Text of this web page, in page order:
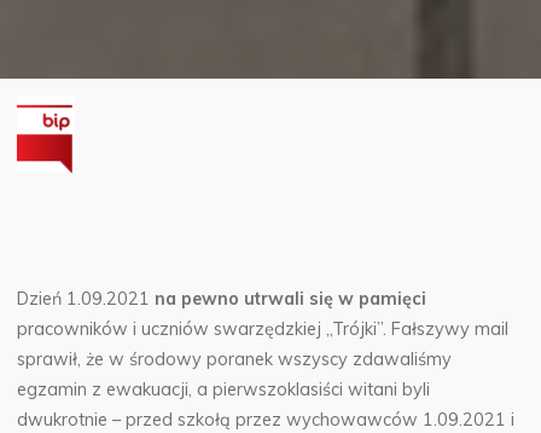
Dzień 1.09.2021 na pewno utrwali się w pamięci
pracowników i uczniów swarzędzkiej „Trójki”. Fałszywy mail
sprawił, że w środowy poranek wszyscy zdawaliśmy
egzamin z ewakuacji, a pierwszoklasiści witani byli
dwukrotnie – przed szkołą przez wychowawców 1.09.2021 i